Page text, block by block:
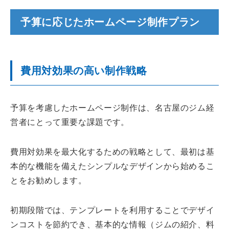
予算に応じたホームページ制作プラン
費用対効果の高い制作戦略
予算を考慮したホームページ制作は、名古屋のジム経
営者にとって重要な課題です。
費用対効果を最大化するための戦略として、最初は基
本的な機能を備えたシンプルなデザインから始めるこ
とをお勧めします。
初期段階では、テンプレートを利用することでデザイ
ンコストを節約でき、基本的な情報（ジムの紹介、料